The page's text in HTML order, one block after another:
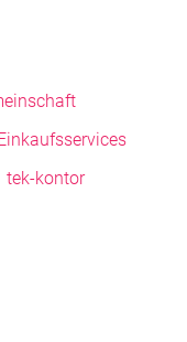
Einkaufsservices
tek-kontor